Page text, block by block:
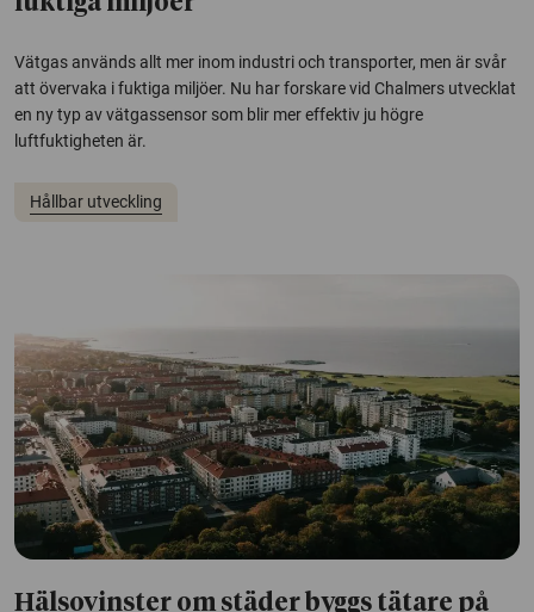
Vätgas används allt mer inom industri och transporter, men är svår
att övervaka i fuktiga miljöer. Nu har forskare vid Chalmers utvecklat
en ny typ av vätgassensor som blir mer effektiv ju högre
luftfuktigheten är.
Hållbar utveckling
Hälsovinster om städer byggs tätare på